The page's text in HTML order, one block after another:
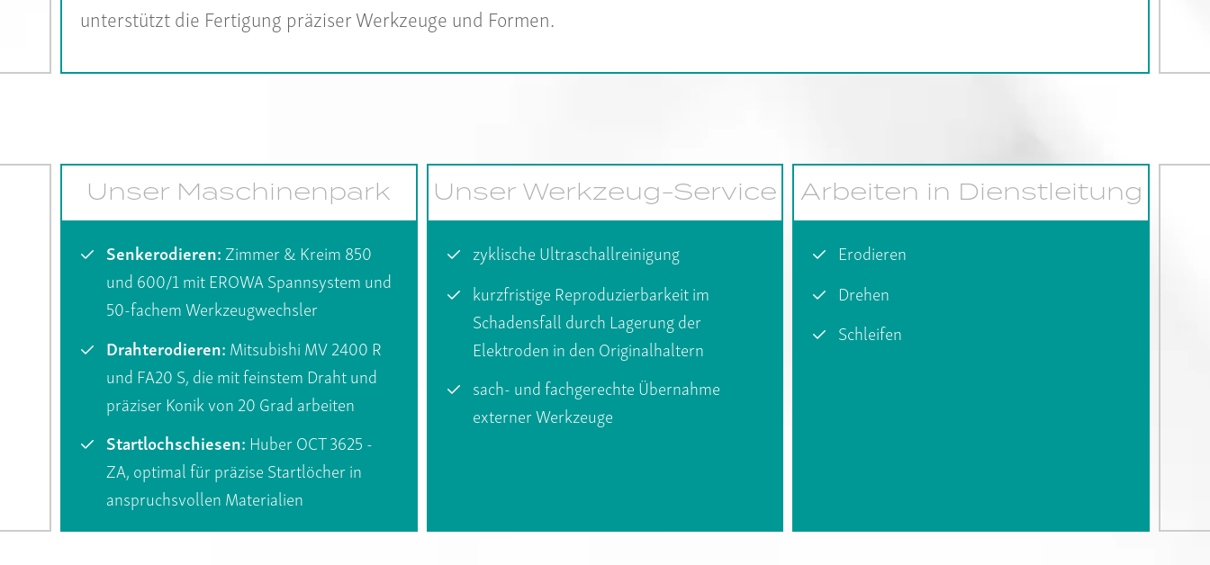
unterstützt die Fertigung präziser Werkzeuge und Formen.
Unser Maschinenpark
Senkerodieren:Zimmer & Kreim 850
und 600/1 mit EROWA Spannsystem und
50-fachem Werkzeugwechsler
Drahterodieren:Mitsubishi MV 2400 R
und FA20 S, die mit feinstem Draht und
präziser Konik von 20 Grad arbeiten
Startlochschiesen: Huber OCT 3625 -
ZA, optimal für präzise Startlöcher in
anspruchsvollen Materialien
Unser Werkzeug-Service
zyklische Ultraschallreinigung
kurzfristige Reproduzierbarkeit im
Schadensfall durch Lagerung der
Elektroden in den Originalhaltern
sach- und fachgerechte Übernahme
externer Werkzeuge
Arbeiten in Dienstleitung
Erodieren
Drehen
Schleifen